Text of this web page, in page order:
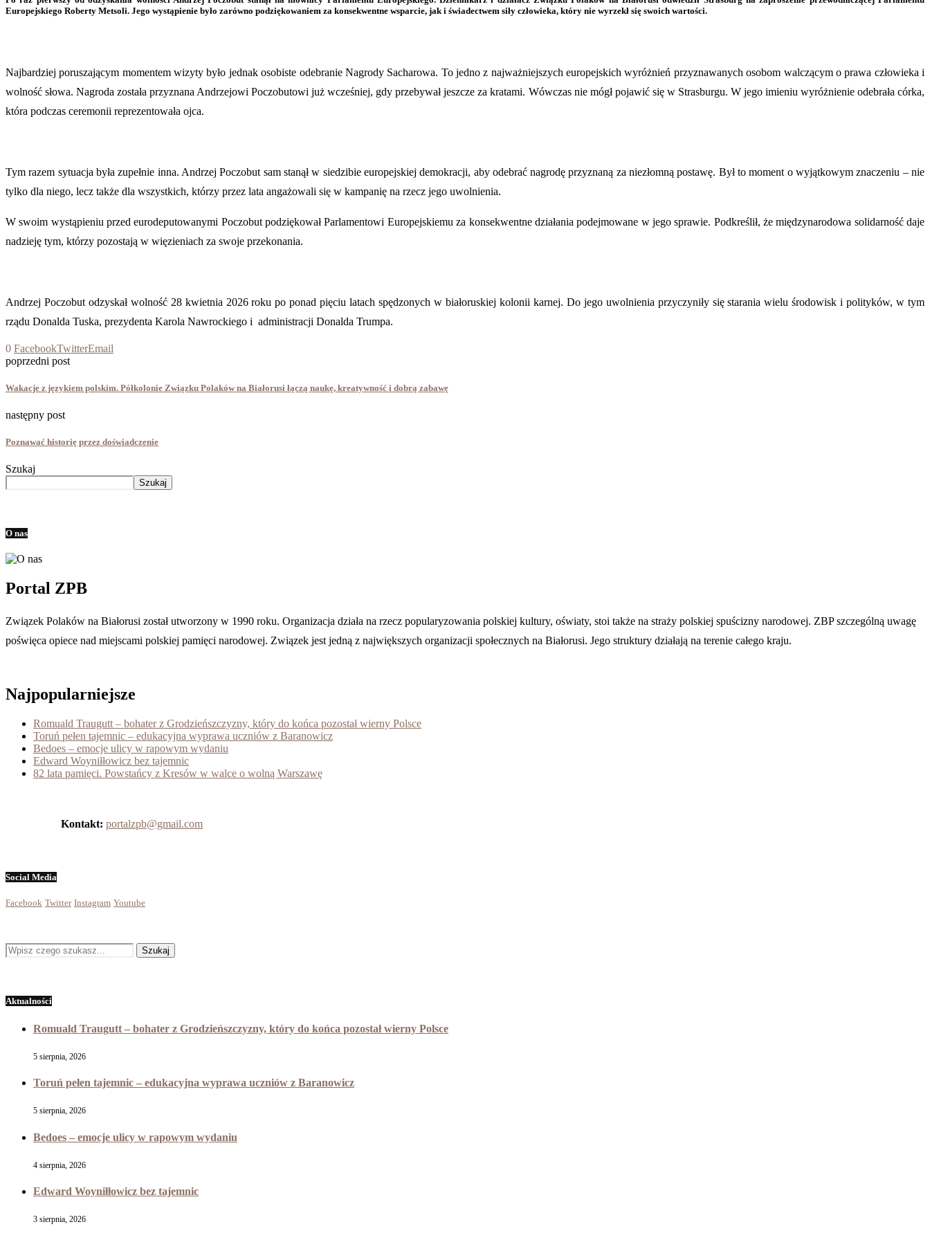
Europejskiego Roberty Metsoli. Jego wystąpienie było zarówno podziękowaniem za konsekwentne wsparcie, jak i świadectwem siły człowieka, który nie wyrzekł się swoich wartości.
Najbardziej poruszającym momentem wizyty było jednak osobiste odebranie Nagrody Sacharowa. To jedno z najważniejszych europejskich wyróżnień przyznawanych osobom walczącym o prawa człowieka i
wolność słowa. Nagroda została przyznana Andrzejowi Poczobutowi już wcześniej, gdy przebywał jeszcze za kratami. Wówczas nie mógł pojawić się w Strasburgu. W jego imieniu wyróżnienie odebrała córka,
która podczas ceremonii reprezentowała ojca.
Tym razem sytuacja była zupełnie inna. Andrzej Poczobut sam stanął w siedzibie europejskiej demokracji, aby odebrać nagrodę przyznaną za niezłomną postawę. Był to moment o wyjątkowym znaczeniu – nie
tylko dla niego, lecz także dla wszystkich, którzy przez lata angażowali się w kampanię na rzecz jego uwolnienia.
W swoim wystąpieniu przed eurodeputowanymi Poczobut podziękował Parlamentowi Europejskiemu za konsekwentne działania podejmowane w jego sprawie. Podkreślił, że międzynarodowa solidarność daje
nadzieję tym, którzy pozostają w więzieniach za swoje przekonania.
Andrzej Poczobut odzyskał wolność 28 kwietnia 2026 roku po ponad pięciu latach spędzonych w białoruskiej kolonii karnej. Do jego uwolnienia przyczyniły się starania wielu środowisk i polityków, w tym
rządu Donalda Tuska, prezydenta Karola Nawrockiego i administracji Donalda Trumpa.
0 FacebookTwitterEmail
poprzedni post
Wakacje z językiem polskim. Półkolonie Związku Polaków na Białorusi łączą naukę, kreatywność i dobrą zabawę
następny post
Poznawać historię przez doświadczenie
Szukaj
Szukaj
O nas
Portal ZPB
Związek Polaków na Białorusi został utworzony w 1990 roku. Organizacja działa na rzecz popularyzowania polskiej kultury, oświaty, stoi także na straży polskiej spuścizny narodowej. ZBP szczególną uwagę
poświęca opiece nad miejscami polskiej pamięci narodowej. Związek jest jedną z największych organizacji społecznych na Białorusi. Jego struktury działają na terenie całego kraju.
Najpopularniejsze
Romuald Traugutt – bohater z Grodzieńszczyzny, który do końca pozostał wierny Polsce
Toruń pełen tajemnic – edukacyjna wyprawa uczniów z Baranowicz
Bedoes – emocje ulicy w rapowym wydaniu
Edward Woyniłłowicz bez tajemnic
82 lata pamięci. Powstańcy z Kresów w walce o wolną Warszawę
Kontakt: portalzpb@gmail.com
Social Media
Facebook Twitter Instagram Youtube
Aktualności
Romuald Traugutt – bohater z Grodzieńszczyzny, który do końca pozostał wierny Polsce
5 sierpnia, 2026
Toruń pełen tajemnic – edukacyjna wyprawa uczniów z Baranowicz
5 sierpnia, 2026
Bedoes – emocje ulicy w rapowym wydaniu
4 sierpnia, 2026
Edward Woyniłłowicz bez tajemnic
3 sierpnia, 2026